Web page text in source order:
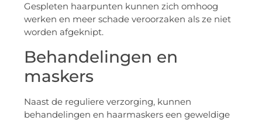
Gespleten haarpunten kunnen zich omhoog
werken en meer schade veroorzaken als ze niet
worden afgeknipt.
Behandelingen en
maskers
Naast de reguliere verzorging, kunnen
behandelingen en haarmaskers een geweldige